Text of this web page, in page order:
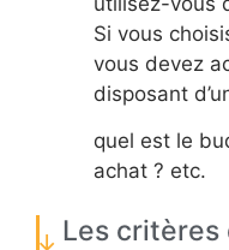
Si vous
vous devez
disposant
quel est le
achat ? etc.
Les